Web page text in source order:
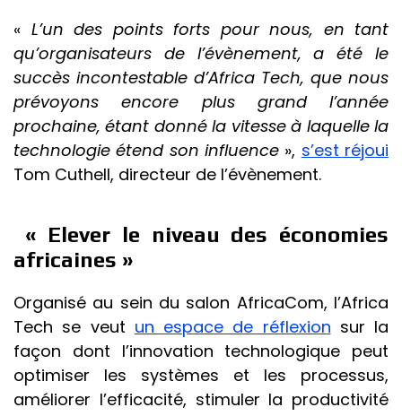
« L’un des points forts pour nous, en tant
qu’organisateurs de l’évènement, a été le
succès incontestable d’Africa Tech, que nous
prévoyons encore plus grand l’année
prochaine, étant donné la vitesse à laquelle la
technologie étend son influence », s’est réjoui
Tom Cuthell, directeur de l’évènement.
« Elever le niveau des économies
africaines »
Organisé au sein du salon AfricaCom, l’Africa
Tech se veut un espace de réflexion sur la
façon dont l’innovation technologique peut
optimiser les systèmes et les processus,
améliorer l’efficacité, stimuler la productivité